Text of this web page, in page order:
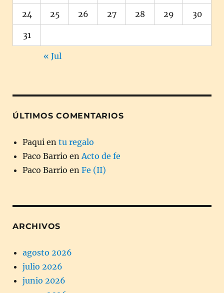
24 25 26 27 28 29 30
31
« Jul
ÚLTIMOS COMENTARIOS
Paqui en tu regalo
Paco Barrio en Acto de fe
Paco Barrio en Fe (II)
ARCHIVOS
agosto 2026
julio 2026
junio 2026